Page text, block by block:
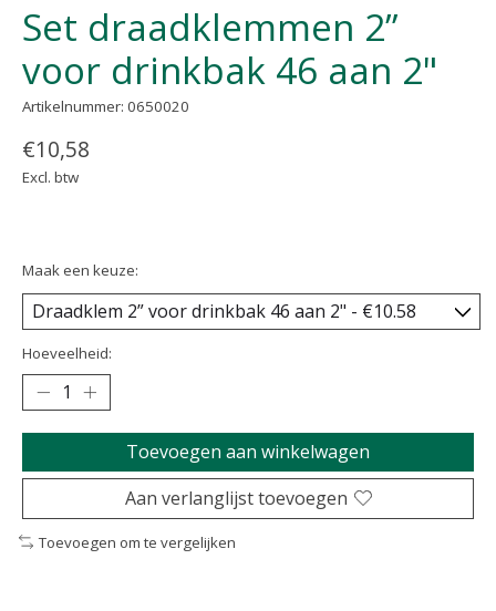
Set draadklemmen 2”
voor drinkbak 46 aan 2"
Artikelnummer: 0650020
€10,58
Excl. btw
Maak een keuze:
Hoeveelheid:
Toevoegen aan winkelwagen
Aan verlanglijst toevoegen
Toevoegen om te vergelijken